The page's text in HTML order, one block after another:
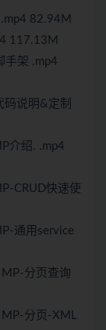
82.94M
117.13M
手架 .mp4
说明&定制
介绍. .mp4
CRUD快速使
通用service
分页查询
分页-XML